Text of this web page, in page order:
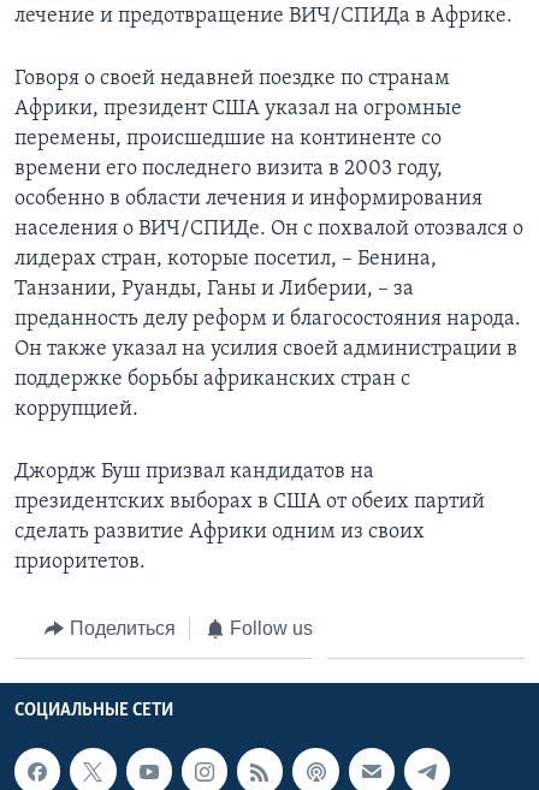
лечение и предотвращение ВИЧ/СПИДа в Африке.
Говоря о своей недавней поездке по странам
Африки, президент США указал на огромные
перемены, происшедшие на континенте со
времени его последнего визита в 2003 году,
особенно в области лечения и информирования
населения о ВИЧ/СПИДе. Он с похвалой отозвался о
лидерах стран, которые посетил, – Бенина,
Танзании, Руанды, Ганы и Либерии, – за
преданность делу реформ и благосостояния народа.
Он также указал на усилия своей администрации в
поддержке борьбы африканских стран с
коррупцией.
Джордж Буш призвал кандидатов на
президентских выборах в США от обеих партий
сделать развитие Африки одним из своих
приоритетов.
Поделиться Follow us
СОЦИАЛЬНЫЕ СЕТИ